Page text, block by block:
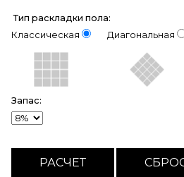
Тип раскладки пола:
Классическая
Диагональная
Запас: